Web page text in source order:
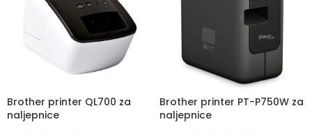
Brother printer QL700 za
naljepnice
Brother printer PT-P750W za
naljepnice